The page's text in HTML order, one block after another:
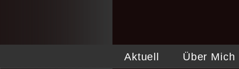
Aktuell Über Mich